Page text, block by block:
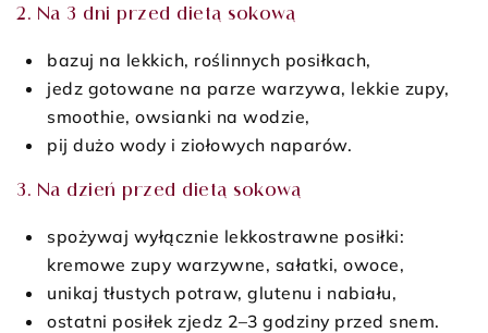
2. Na 3 dni przed dietą sokową
bazuj na lekkich, roślinnych posiłkach,
jedz gotowane na parze warzywa, lekkie zupy,
smoothie, owsianki na wodzie,
pij dużo wody i ziołowych naparów.
3. Na dzień przed dietą sokową
spożywaj wyłącznie lekkostrawne posiłki:
kremowe zupy warzywne, sałatki, owoce,
unikaj tłustych potraw, glutenu i nabiału,
ostatni posiłek zjedz 2–3 godziny przed snem.